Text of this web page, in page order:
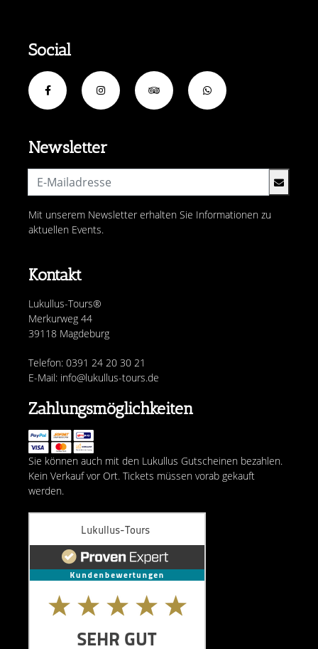
Kontakt
Lukullus-Tours®
Merkurweg 44
39118 Magdeburg
Telefon: 0391 24 20 30 21
E-Mail: info@lukullus-tours.de
Newsletter
Mit unserem Newsletter erhalten Sie Informationen zu
aktuellen Events.
Social
Zahlungsmöglichkeiten
Sie können auch mit den Lukullus Gutscheinen bezahlen.
Kein Verkauf vor Ort. Tickets müssen vorab gekauft
werden.